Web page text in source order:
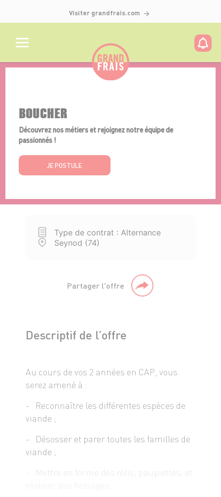
Visiter grandfrais.com
BOUCHER
Découvrez nos métiers et rejoignez notre équipe de
passionnés !
JE POSTULE
Type de contrat : Alternance
Seynod (74)
Partager l'offre
Descriptif de l’offre
Au cours de vos 2 années en CAP, vous
serez amené à :
- Reconnaître les différentes espèces de
viande ;
- Désosser et parer toutes les familles de
viande ;
- Mettre en forme des rôtis, paupiettes, et